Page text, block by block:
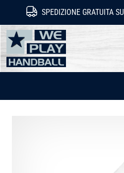
SPEDIZIONE GRATUITA SU
WePlayHandball.it